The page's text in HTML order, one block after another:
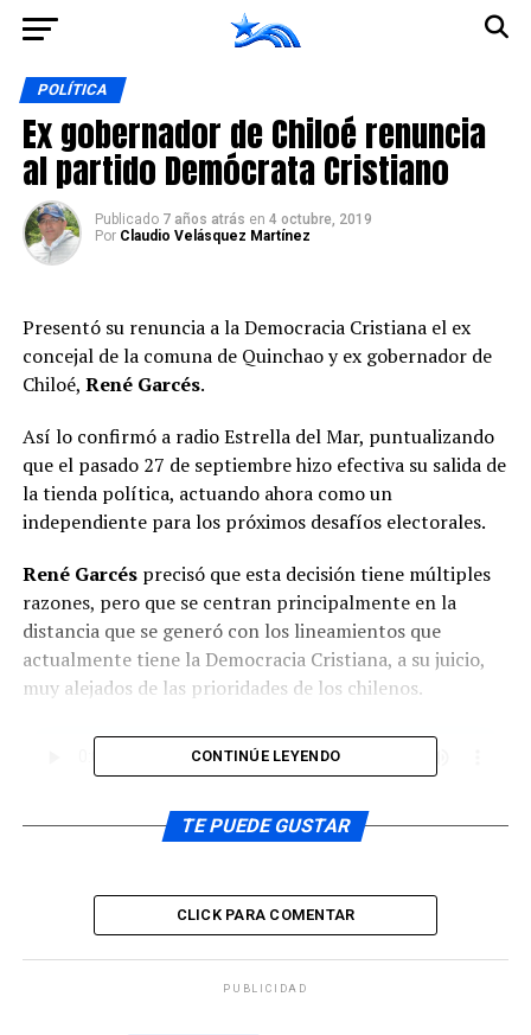
POLÍTICA
Ex gobernador de Chiloé renuncia
al partido Demócrata Cristiano
Publicado 7 años atrás en 4 octubre, 2019
Por Claudio Velásquez Martínez
Presentó su renuncia a la Democracia Cristiana el ex
concejal de la comuna de Quinchao y ex gobernador de
Chiloé, René Garcés.
Así lo confirmó a radio Estrella del Mar, puntualizando
que el pasado 27 de septiembre hizo efectiva su salida de
la tienda política, actuando ahora como un
independiente para los próximos desafíos electorales.
René Garcés precisó que esta decisión tiene múltiples
razones, pero que se centran principalmente en la
distancia que se generó con los lineamientos que
actualmente tiene la Democracia Cristiana, a su juicio,
muy alejados de las prioridades de los chilenos.
Señaló el político de la comuna de Quinchao que está en
disposición de participar como candidato en las
Fue el 10 de noviembre de 2016 que
CONTINÚE LEYENDO
TE PUEDE GUSTAR
CLICK PARA COMENTAR
PUBLICIDAD
Ir a la versión móvil